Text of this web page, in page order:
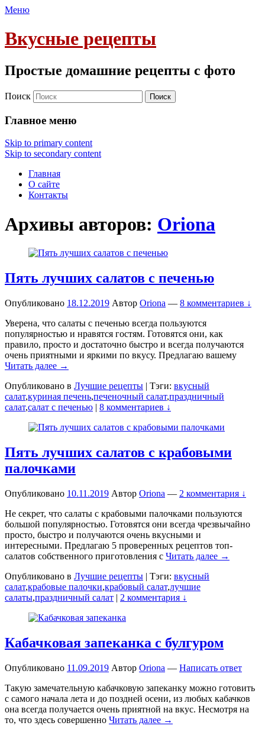
Меню
Вкусные рецепты
Простые домашние рецепты с фото
Поиск
Главное меню
Skip to primary content
Skip to secondary content
Главная
О сайте
Контакты
Архивы авторов: Oriona
Пять лучших салатов с печенью
Опубликовано 18.12.2019 Автор Oriona — 8 комментариев ↓
Уверена, что салаты с печенью всегда пользуются
популярностью и нравятся гостям. Готовятся они, как
правило, просто и достаточно быстро и всегда получаются
очень приятными и яркими по вкусу. Предлагаю вашему
Читать далее →
Опубликовано в Лучшие рецепты | Тэги: вкусный
салат,куриная печень,печеночный салат,праздничный
салат,салат с печенью | 8 комментариев ↓
Пять лучших салатов с крабовыми
палочками
Опубликовано 10.11.2019 Автор Oriona — 2 комментария ↓
Не секрет, что салаты с крабовыми палочками пользуются
большой популярностью. Готовятся они всегда чрезвычайно
просто, быстро и получаются очень вкусными и
интересными. Предлагаю 5 проверенных рецептов топ-
салатов собственного приготовления с Читать далее →
Опубликовано в Лучшие рецепты | Тэги: вкусный
салат,крабовые палочки,крабовый салат,лучшие
салаты,праздничный салат | 2 комментария ↓
Кабачковая запеканка с булгуром
Опубликовано 11.09.2019 Автор Oriona — Написать ответ
Такую замечательную кабачковую запеканку можно готовить
с самого начала лета и до поздней осени, из любых кабачков
она всегда получается очень приятной на вкус. Несмотря на
то, что здесь совершенно Читать далее →